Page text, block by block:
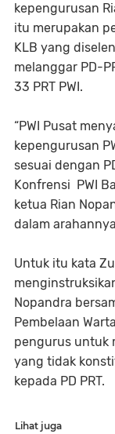
kepengurusan
itu merupakan
KLB yang
melanggar PD-
33 PRT PWI.
“PWI Pusat
kepengurusan
sesuai dengan
Konfrensi PWI
ketua Rian
dalam
Untuk itu kata
Nopandra
Pembelaan
pengurus untuk
yang tidak
kepada PD PRT.
Lihat juga